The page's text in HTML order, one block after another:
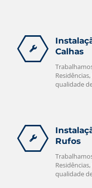
Calhas
qualidade
Rufos
qualidade